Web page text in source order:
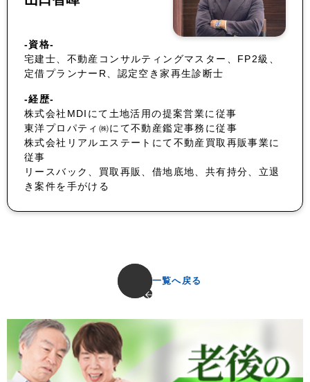
-資格-
宅建士、不動産コンサルティングマスター、FP2級、
定借プランナーR、認定空き家再生診断士
-経歴-
株式会社MDIにて土地活用の提案営業に従事
東洋プロパティ㈱にて不動産鑑定事務に従事
株式会社リアルエステートにて不動産買取再販事業に
従事
リースバック、買取再販、借地底地、共有持分、立退
き案件を手がける
一覧へ戻る